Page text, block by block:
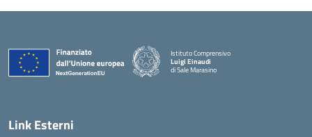
Istituto Comprensivo
Luigi Einaudi
di Sale Marasino
Link Esterni